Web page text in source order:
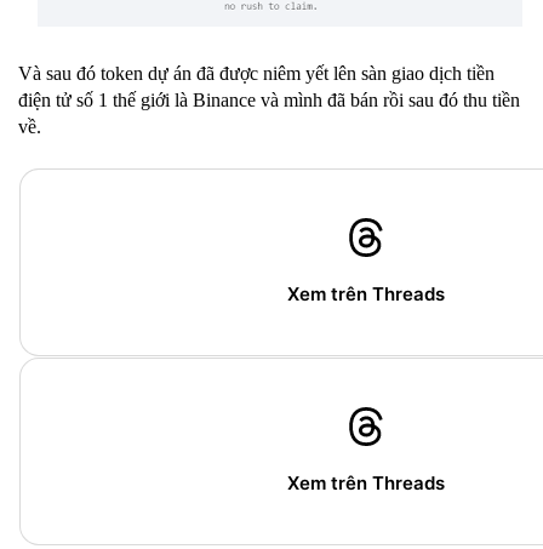
Và sau đó token dự án đã được niêm yết lên sàn giao dịch tiền
điện tử số 1 thế giới là Binance và mình đã bán rồi sau đó thu tiền
về.
Xem trên Threads
Xem trên Threads